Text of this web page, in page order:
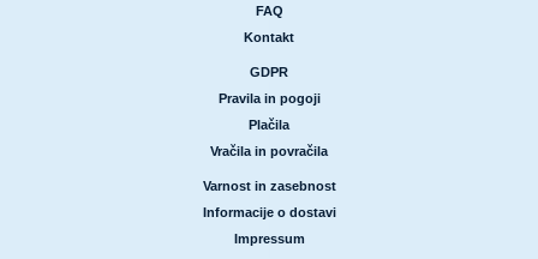
FAQ
Kontakt
GDPR
Pravila in pogoji
Plačila
Vračila in povračila
Varnost in zasebnost
Informacije o dostavi
Impressum